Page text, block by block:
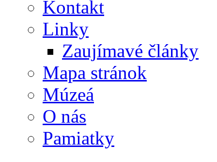
Kontakt
Linky
Zaujímavé články
Mapa stránok
Múzeá
O nás
Pamiatky